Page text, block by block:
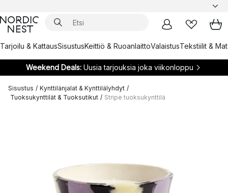
Tarjoilu & KattausSisustusKeittiö & RuoanlaittoValaistusTekstiilit &
Weekend Deals:Uusia tarjouksia joka viikonloppu
Sisustus / Kynttilänjalat & Kynttilälyhdyt /
Tuoksukynttilät & Tuoksutikut / Stripe tuoksukynttilä